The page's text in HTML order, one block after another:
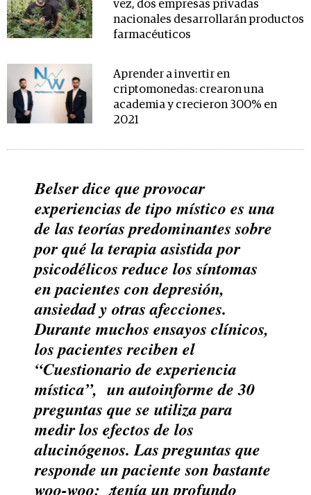
vez, dos empresas privadas
nacionales desarrollarán productos
farmacéuticos
Aprender a invertir en
criptomonedas: crearon una
academia y crecieron 300% en
2021
Belser dice que provocar
experiencias de tipo místico es una
de las teorías predominantes sobre
por qué la terapia asistida por
psicodélicos reduce los síntomas
en pacientes con depresión,
ansiedad y otras afecciones.
Durante muchos ensayos clínicos,
los pacientes reciben el
“Cuestionario de experiencia
mística”, un autoinforme de 30
preguntas que se utiliza para
medir los efectos de los
alucinógenos. Las preguntas que
responde un paciente son bastante
woo-woo: ¿tenía un profundo